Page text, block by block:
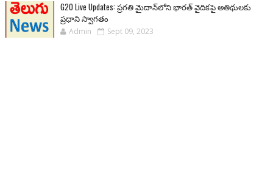
G20 Live Updates: ప్రగతి మైదాన్‌లోని భారత్ వైదికపై అతిథులకు
ప్రధాని స్వాగతం
Admin Sept 09, 2023